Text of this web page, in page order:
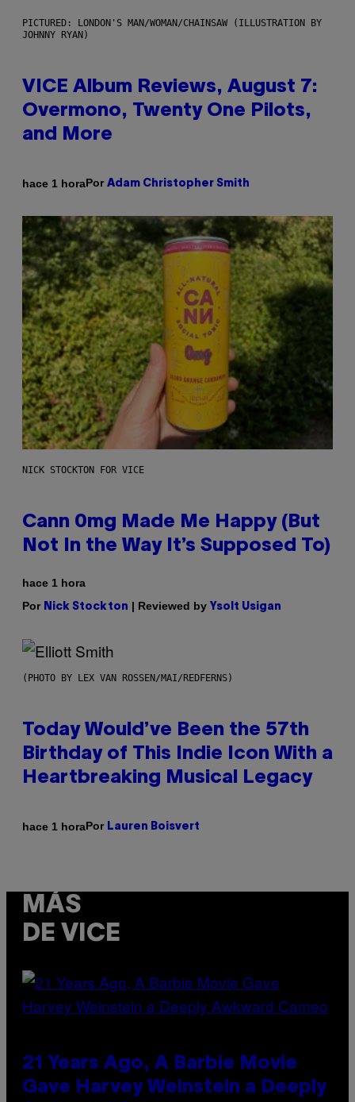
PICTURED: LONDON'S MAN/WOMAN/CHAINSAW (ILLUSTRATION BY
JOHNNY RYAN)
VICE Album Reviews, August 7:
Overmono, Twenty One Pilots,
and More
hace 1 horaPor Adam Christopher Smith
NICK STOCKTON FOR VICE
Cann 0mg Made Me Happy (But
Not In the Way It’s Supposed To)
hace 1 hora
Por Nick Stockton | Reviewed by Ysolt Usigan
(PHOTO BY LEX VAN ROSSEN/MAI/REDFERNS)
Today Would’ve Been the 57th
Birthday of This Indie Icon With a
Heartbreaking Musical Legacy
hace 1 horaPor Lauren Boisvert
MÁS
DE VICE
21 Years Ago, A Barbie Movie
Gave Harvey Weinstein a Deeply